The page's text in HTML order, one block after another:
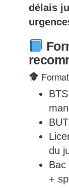
délais
du
Bac
+